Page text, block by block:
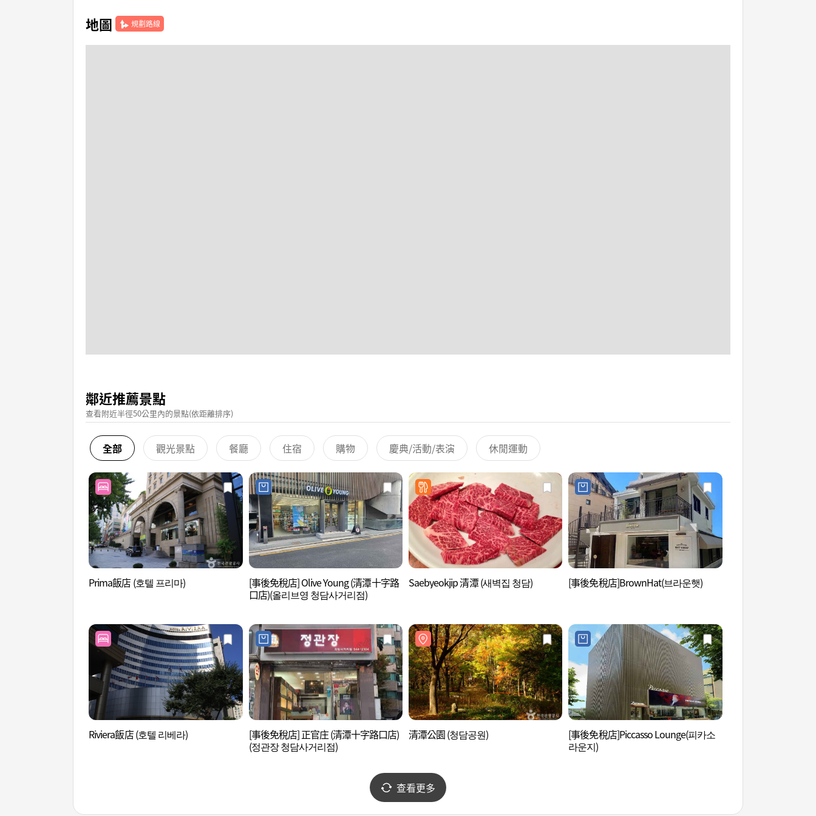
地圖 規劃路線
鄰近推薦景點
查看附近半徑50公里內的景點(依距離排序)
全部 觀光景點 餐廳 住宿 購物 慶典/活動/表演 休閒運動
Prima飯店 (호텔 프리마)
[事後免稅店] Olive Young (清潭十字路
口店)(올리브영 청담사거리점)
Saebyeokjip 清潭 (새벽집 청담) [事後免稅店]BrownHat(브라운햇)
Riviera飯店 (호텔 리베라)
[事後免稅店] 正官庄 (清潭十字路口店)
(정관장 청담사거리점)
清潭公園 (청담공원)
[事後免稅店]Piccasso Lounge(피카소
라운지)
查看更多